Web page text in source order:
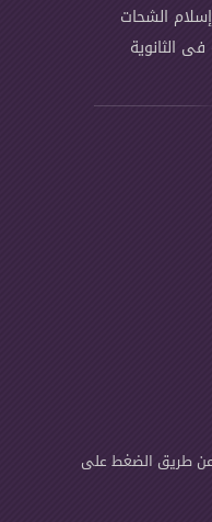
الشحات
الثانوية
عن طريق الضغط على